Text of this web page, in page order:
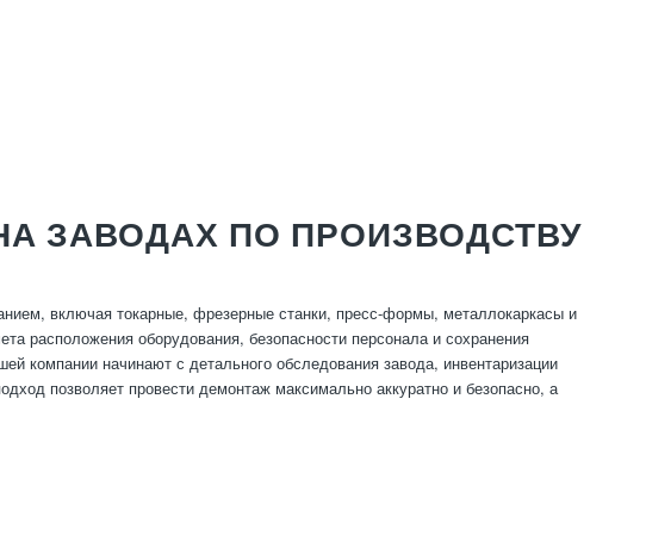
ЗАВОДАХ ПО ПРОИЗВОДСТВУ
включая токарные, фрезерные станки, пресс-формы, металлокаркасы и
расположения оборудования, безопасности персонала и сохранения
компании начинают с детального обследования завода, инвентаризации
позволяет провести демонтаж максимально аккуратно и безопасно, а